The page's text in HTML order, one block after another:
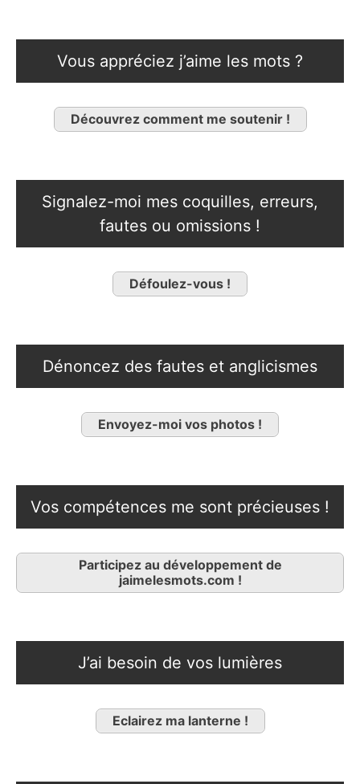
Vous appréciez j’aime les mots ?
Découvrez comment me soutenir !
Signalez-moi mes coquilles, erreurs,
fautes ou omissions !
Défoulez-vous !
Dénoncez des fautes et anglicismes
Envoyez-moi vos photos !
Vos compétences me sont précieuses !
Participez au développement de
jaimelesmots.com !
J’ai besoin de vos lumières
Eclairez ma lanterne !